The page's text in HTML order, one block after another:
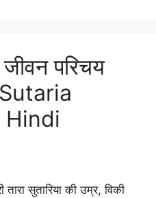
जीवन परिचय
Hindi
सुतारिया की उम्र, विकी